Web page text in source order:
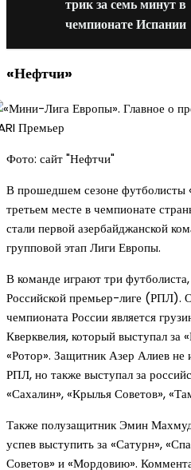
трик за семь минут в
чемпионате Испании
«Нефтчи»
Фото: сайт "Нефтчи"
В прошедшем сезоне футболисты
третьем месте в чемпионате
стали первой азербайджанской
групповой этап Лиги Европы.
В команде играют три
Российской премьер-лиге (РПЛ).
чемпионата России является
Кверквелия, который выступал за
«Ротор». Защитник Азер Алиев не
РПЛ, но также выступал за
«Сахалин», «Крылья Советов»,
Также полузащитник Эмин
успев выступить за «Сатурн»,
Советов» и «Мордовию».